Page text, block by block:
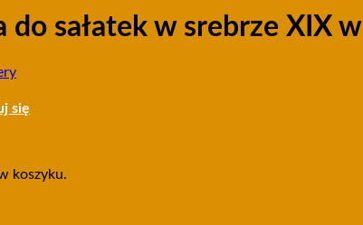
się
koszyku.
do sałatek w srebrze XIX w